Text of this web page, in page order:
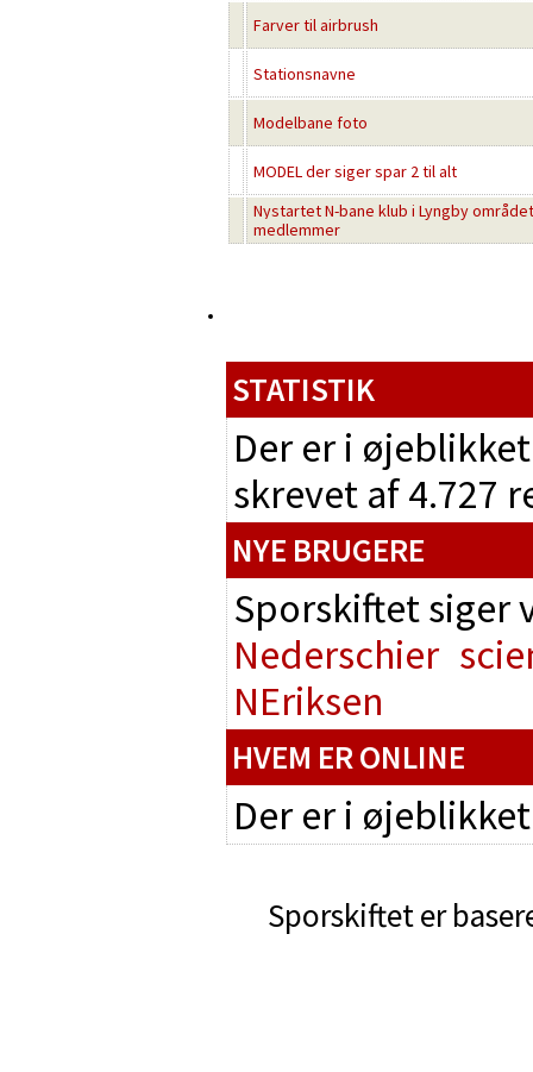
Farver til airbrush
Stationsnavne
Modelbane foto
MODEL der siger spar 2 til alt
Nystartet N-bane klub i Lyngby
medlemmer
STATISTIK
Der er i
skrevet af 4.727
NYE BRUGERE
Sporskiftet
Nederschier
NEriksen
HVEM ER ONLINE
Der er i
Sporskiftet er